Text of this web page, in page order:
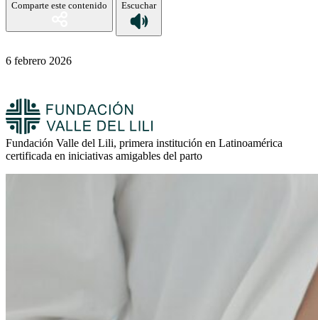
Comparte este contenido Escuchar
6 febrero 2026
Fundación Valle del Lili, primera institución en Latinoamérica
certificada en iniciativas amigables del parto